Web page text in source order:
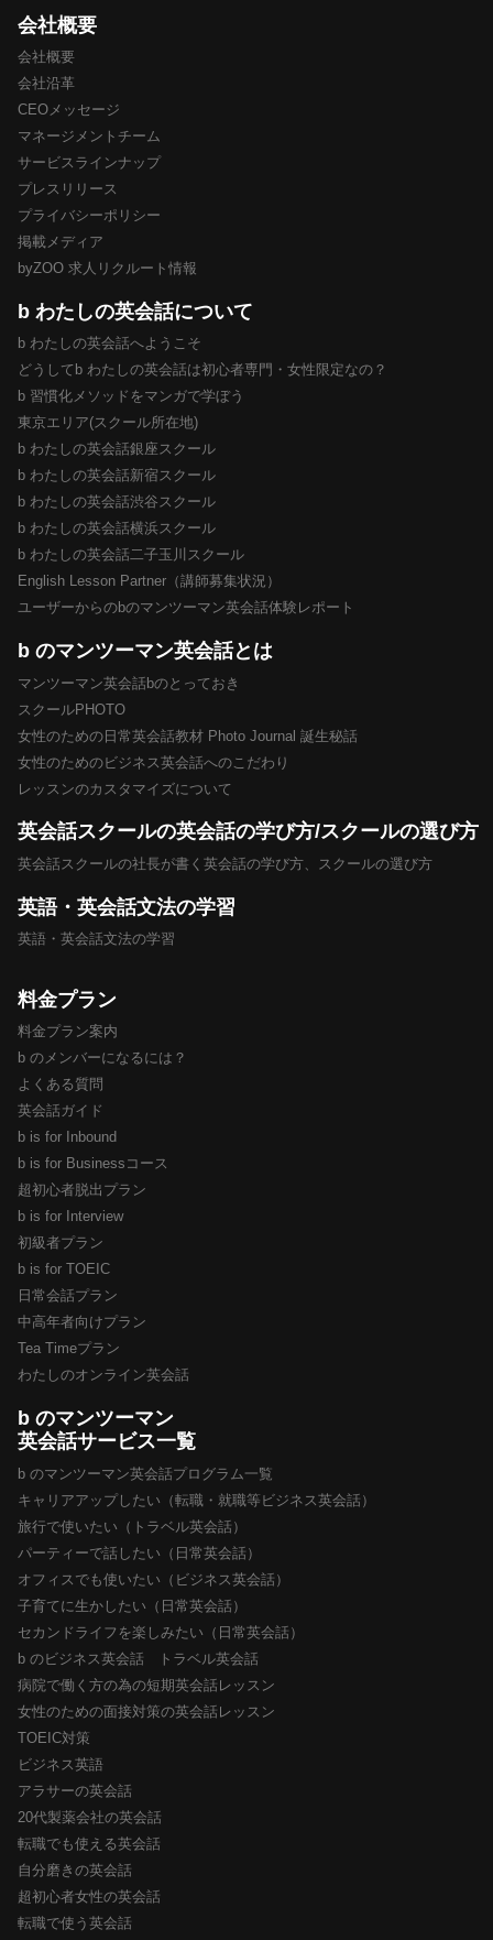
会社概要
会社概要
会社沿革
CEOメッセージ
マネージメントチーム
サービスラインナップ
プレスリリース
プライバシーポリシー
掲載メディア
byZOO 求人リクルート情報
b わたしの英会話について
b わたしの英会話へようこそ
どうしてb わたしの英会話は初心者専門・女性限定なの？
b 習慣化メソッドをマンガで学ぼう
東京エリア(スクール所在地)
b わたしの英会話銀座スクール
b わたしの英会話新宿スクール
b わたしの英会話渋谷スクール
b わたしの英会話横浜スクール
b わたしの英会話二子玉川スクール
English Lesson Partner（講師募集状況）
ユーザーからのbのマンツーマン英会話体験レポート
b のマンツーマン英会話とは
マンツーマン英会話bのとっておき
スクールPHOTO
女性のための日常英会話教材 Photo Journal 誕生秘話
女性のためのビジネス英会話へのこだわり
レッスンのカスタマイズについて
英会話スクールの英会話の学び方/スクールの選び方
英会話スクールの社長が書く英会話の学び方、スクールの選び方
英語・英会話文法の学習
英語・英会話文法の学習
料金プラン
料金プラン案内
b のメンバーになるには？
よくある質問
英会話ガイド
b is for Inbound
b is for Businessコース
超初心者脱出プラン
b is for Interview
初級者プラン
b is for TOEIC
日常会話プラン
中高年者向けプラン
Tea Timeプラン
わたしのオンライン英会話
b のマンツーマン
英会話サービス一覧
b のマンツーマン英会話プログラム一覧
キャリアアップしたい（転職・就職等ビジネス英会話）
旅行で使いたい（トラベル英会話）
パーティーで話したい（日常英会話）
オフィスでも使いたい（ビジネス英会話）
子育てに生かしたい（日常英会話）
セカンドライフを楽しみたい（日常英会話）
b のビジネス英会話 トラベル英会話
病院で働く方の為の短期英会話レッスン
女性のための面接対策の英会話レッスン
TOEIC対策
ビジネス英語
アラサーの英会話
20代製薬会社の英会話
転職でも使える英会話
自分磨きの英会話
超初心者女性の英会話
転職で使う英会話